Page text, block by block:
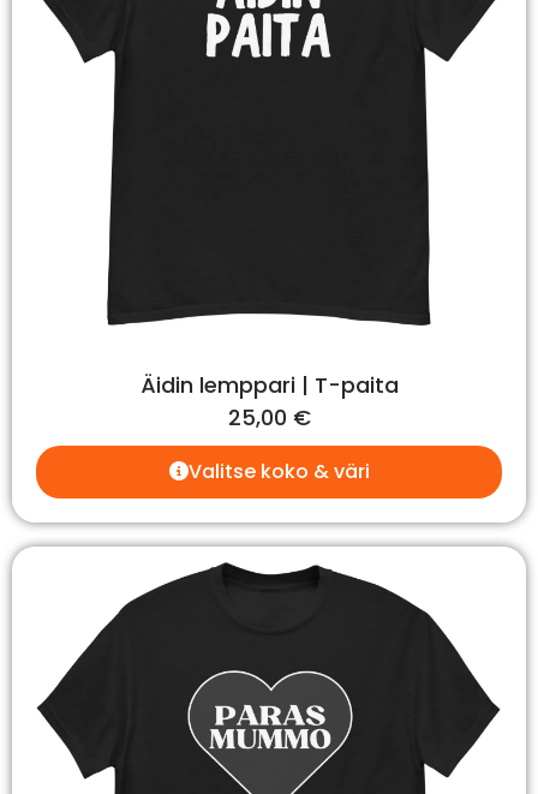
Äidin lemppari | T-paita
25,00 €
Valitse koko & väri